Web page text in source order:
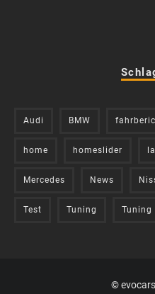
Audi BMW
home homeslider
Mercedes News
Test Tuning Tuning
©